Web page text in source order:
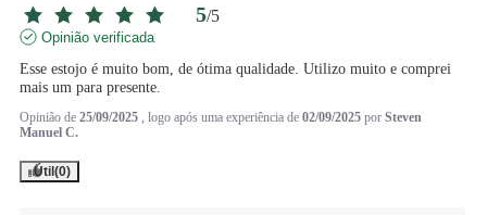
5/5
Opinião verificada
Esse estojo é muito bom, de ótima qualidade. Utilizo muito e comprei
mais um para presente.
Opinião de 25/09/2025 , logo após uma experiência de 02/09/2025 por Steven
Manuel C.
Útil(0)